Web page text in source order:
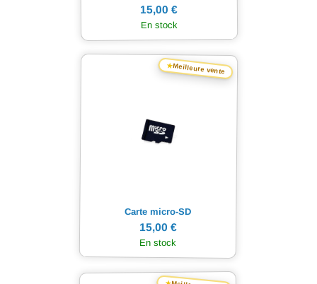
15,00 €
En stock
★Meilleure vente
Carte micro-SD
15,00 €
En stock